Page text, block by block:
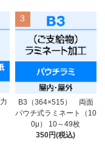
3
B3（364×515） 両面
パウチ式ラミネート（10
0μ） 10～49枚
350円(税込)